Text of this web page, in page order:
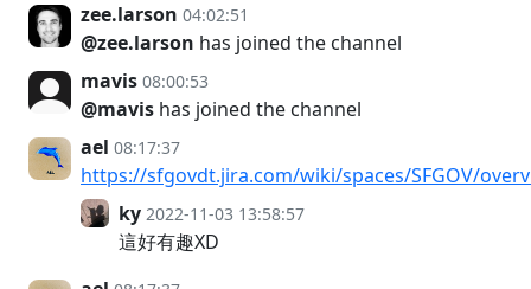
zee.larson 04:02:51
@zee.larson has joined the channel
mavis 08:00:53
@mavis has joined the channel
ael 08:17:37
https://sfgovdt.jira.com/wiki/spaces/SFGOV/
ky 2022-11-03 13:58:57
這好有趣XD